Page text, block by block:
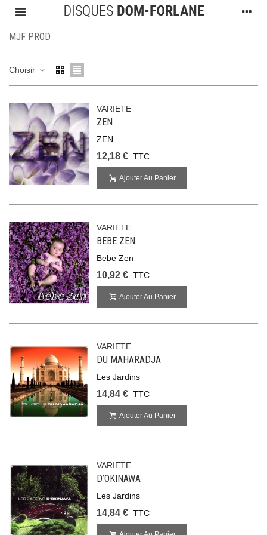
MJF PROD
Choisir
VARIETE
ZEN
ZEN
12,18 € TTC
Ajouter Au Panier
VARIETE
BEBE ZEN
Bebe Zen
10,92 € TTC
Ajouter Au Panier
VARIETE
DU MAHARADJA
Les Jardins
14,84 € TTC
Ajouter Au Panier
VARIETE
D’OKINAWA
Les Jardins
14,84 € TTC